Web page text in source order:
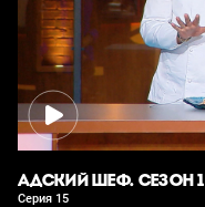
АДСКИЙ ШЕФ. СЕЗОН 1
Серия 15